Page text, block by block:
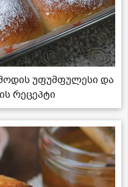
უფუმფულესი და
რეცეპტი